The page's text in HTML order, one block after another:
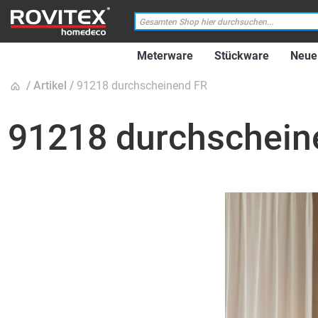
Meterware Stückware
Artikel 91218 durchscheinend FR
91218
Zum